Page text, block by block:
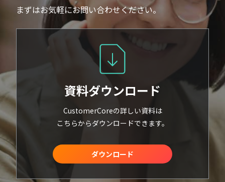
まずはお気軽にお問い合わせください。
資料ダウンロード
CustomerCoreの詳しい資料は
こちらからダウンロードできます。
ダウンロード